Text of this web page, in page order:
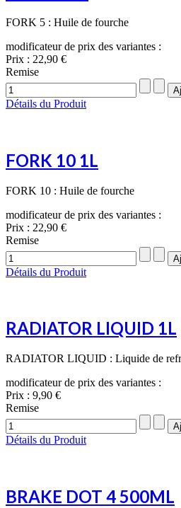
FORK 5 : Huile de fourche
modificateur de prix des variantes :
Prix : 22,90 €
Remise
Détails du Produit
FORK 10 1L
FORK 10 : Huile de fourche
modificateur de prix des variantes :
Prix : 22,90 €
Remise
Détails du Produit
RADIATOR LIQUID 1L
RADIATOR LIQUID : Liquide de
modificateur de prix des variantes :
Prix : 9,90 €
Remise
Détails du Produit
BRAKE DOT 4 500ML